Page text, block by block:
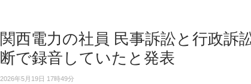
関西電力の社員 民事訴訟と行政訴
断で録音していたと発表
2026年5月19日 17時49分